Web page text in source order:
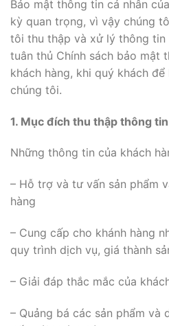
Bảo mật thông tin cá nhân
kỳ quan trọng, vì vậy chúng
tôi thu thập và xử lý thông tin
tuân thủ Chính sách bảo mật
khách hàng, khi quý khách
chúng tôi.
1. Mục đích thu thập thông tin
Những thông tin của khách
– Hỗ trợ và tư vấn sản phẩm
hàng
– Cung cấp cho khánh hàng
quy trình dịch vụ, giá thành
– Giải đáp thắc mắc của
– Quảng bá các sản phẩm và